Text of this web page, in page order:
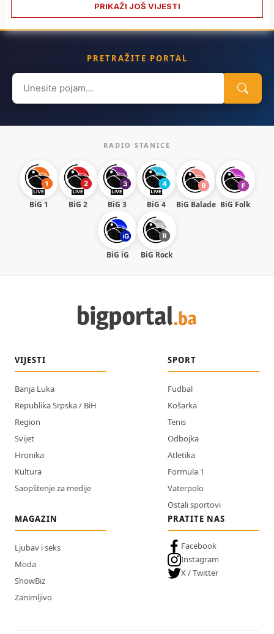
PRIKAŽI JOŠ VIJESTI
PRETRAŽITE PORTAL
Search
for:
RADIO STANICE
BiG 1 BiG 2 BiG 3 BiG 4 BiG Balade BiG Folk
BiG iG BiG Rock
VIJESTI
Banja Luka
Republika Srpska / BiH
Region
Svijet
Hronika
Kultura
Saopštenje za medije
SPORT
Fudbal
Košarka
Tenis
Odbojka
Atletika
Formula 1
Vaterpolo
Ostali sportovi
MAGAZIN
Ljubav i seks
Moda
ShowBiz
Zanimljivo
PRATITE NAS
Facebook
Instagram
X / Twitter